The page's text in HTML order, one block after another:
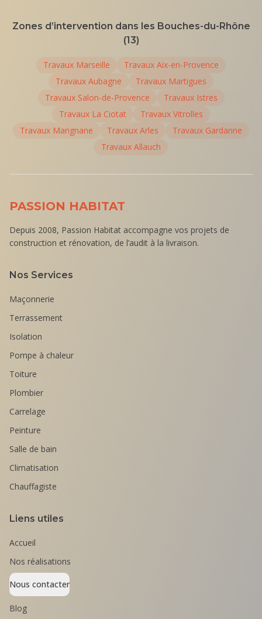
Zones d’intervention dans les Bouches-du-Rhône
(13)
Travaux Marseille Travaux Aix-en-Provence
Travaux Aubagne Travaux Martigues
Travaux Salon-de-Provence Travaux Istres
Travaux La Ciotat Travaux Vitrolles
Travaux Marignane Travaux Arles Travaux Gardanne
Travaux Allauch
PASSION HABITAT
Depuis 2008, Passion Habitat accompagne vos projets de
construction et rénovation, de l’audit à la livraison.
Nos Services
Maçonnerie
Terrassement
Isolation
Pompe à chaleur
Toiture
Plombier
Carrelage
Peinture
Salle de bain
Climatisation
Chauffagiste
Liens utiles
Accueil
Nos réalisations
Nous contacter
Blog